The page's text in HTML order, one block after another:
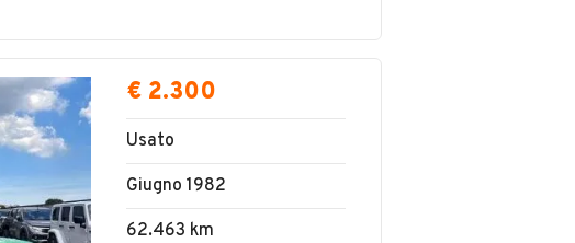
€ 2.300
Usato
Giugno 1982
62.463 km